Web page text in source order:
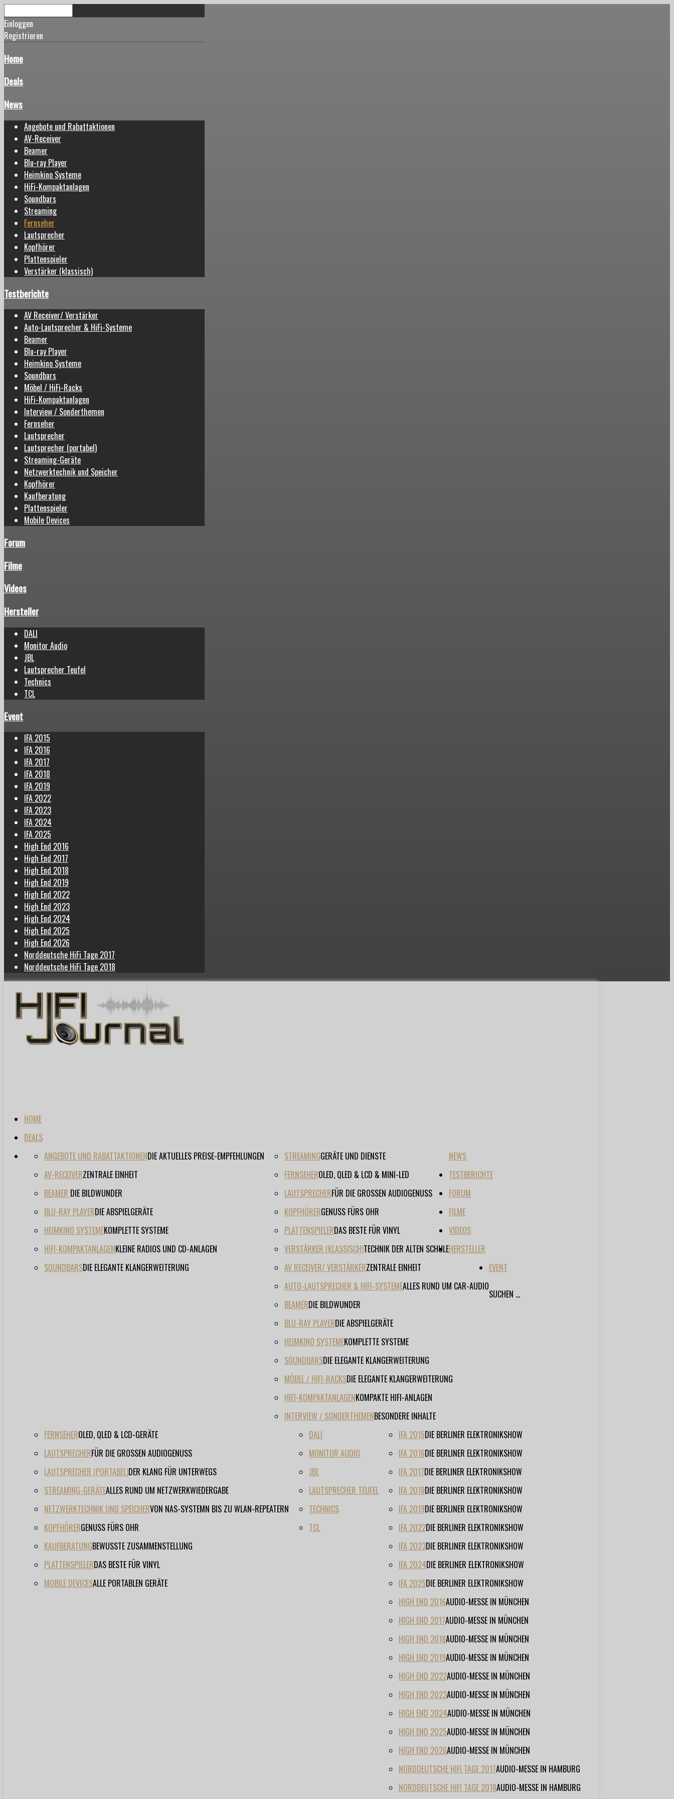
Einloggen
Registrieren
Home
Deals
News
Angebote und Rabattaktionen
AV-Receiver
Beamer
Blu-ray Player
Heimkino Systeme
HiFi-Kompaktanlagen
Soundbars
Streaming
Fernseher
Lautsprecher
Kopfhörer
Plattenspieler
Verstärker (klassisch)
Testberichte
AV Receiver/ Verstärker
Auto-Lautsprecher & HiFi-Systeme
Beamer
Blu-ray Player
Heimkino Systeme
Soundbars
Möbel / HiFi-Racks
HiFi-Kompaktanlagen
Interview / Sonderthemen
Fernseher
Lautsprecher
Lautsprecher (portabel)
Streaming-Geräte
Netzwerktechnik und Speicher
Kopfhörer
Kaufberatung
Plattenspieler
Mobile Devices
Forum
Filme
Videos
Hersteller
DALI
Monitor Audio
JBL
Lautsprecher Teufel
Technics
TCL
Event
IFA 2015
IFA 2016
IFA 2017
IFA 2018
IFA 2019
IFA 2022
IFA 2023
IFA 2024
IFA 2025
High End 2016
High End 2017
High End 2018
High End 2019
High End 2022
High End 2023
High End 2024
High End 2025
High End 2026
Norddeutsche HiFi Tage 2017
Norddeutsche HiFi Tage 2018
HOME
DEALS
NEWS
ANGEBOTE UND RABATTAKTIONENDIE AKTUELLES PREISE-EMPFEHLUNGEN
AV-RECEIVERZENTRALE EINHEIT
BEAMER DIE BILDWUNDER
BLU-RAY PLAYERDIE ABSPIELGERÄTE
HEIMKINO SYSTEMEKOMPLETTE SYSTEME
HIFI-KOMPAKTANLAGENKLEINE RADIOS UND CD-ANLAGEN
SOUNDBARSDIE ELEGANTE KLANGERWEITERUNG
STREAMINGGERÄTE UND DIENSTE
FERNSEHEROLED, QLED & LCD & MINI-LED
LAUTSPRECHERFÜR DIE GROSSEN AUDIOGENUSS
KOPFHÖRERGENUSS FÜRS OHR
PLATTENSPIELERDAS BESTE FÜR VINYL
VERSTÄRKER (KLASSISCH)TECHNIK DER ALTEN SCHULE
TESTBERICHTE
AV RECEIVER/ VERSTÄRKERZENTRALE EINHEIT
AUTO-LAUTSPRECHER & HIFI-SYSTEMEALLES RUND UM CAR-AUDIO
BEAMERDIE BILDWUNDER
BLU-RAY PLAYERDIE ABSPIELGERÄTE
HEIMKINO SYSTEMEKOMPLETTE SYSTEME
SOUNDBARSDIE ELEGANTE KLANGERWEITERUNG
MÖBEL / HIFI-RACKSDIE ELEGANTE KLANGERWEITERUNG
HIFI-KOMPAKTANLAGENKOMPAKTE HIFI-ANLAGEN
INTERVIEW / SONDERTHEMENBESONDERE INHALTE
FERNSEHEROLED, QLED & LCD-GERÄTE
LAUTSPRECHERFÜR DIE GROSSEN AUDIOGENUSS
LAUTSPRECHER (PORTABEL)DER KLANG FÜR UNTERWEGS
STREAMING-GERÄTEALLES RUND UM NETZWERKWIEDERGABE
NETZWERKTECHNIK UND SPEICHERVON NAS-SYSTEMN BIS ZU WLAN-REPEATERN
KOPFHÖRERGENUSS FÜRS OHR
KAUFBERATUNGBEWUSSTE ZUSAMMENSTELLUNG
PLATTENSPIELERDAS BESTE FÜR VINYL
MOBILE DEVICESALLE PORTABLEN GERÄTE
FORUM
FILME
VIDEOS
HERSTELLER
DALI
MONITOR AUDIO
JBL
LAUTSPRECHER TEUFEL
TECHNICS
TCL
EVENT
IFA 2015DIE BERLINER ELEKTRONIKSHOW
IFA 2016DIE BERLINER ELEKTRONIKSHOW
IFA 2017DIE BERLINER ELEKTRONIKSHOW
IFA 2018DIE BERLINER ELEKTRONIKSHOW
IFA 2019DIE BERLINER ELEKTRONIKSHOW
IFA 2022DIE BERLINER ELEKTRONIKSHOW
IFA 2023DIE BERLINER ELEKTRONIKSHOW
IFA 2024DIE BERLINER ELEKTRONIKSHOW
IFA 2025DIE BERLINER ELEKTRONIKSHOW
HIGH END 2016AUDIO-MESSE IN MÜNCHEN
HIGH END 2017AUDIO-MESSE IN MÜNCHEN
HIGH END 2018AUDIO-MESSE IN MÜNCHEN
HIGH END 2019AUDIO-MESSE IN MÜNCHEN
HIGH END 2022AUDIO-MESSE IN MÜNCHEN
HIGH END 2023AUDIO-MESSE IN MÜNCHEN
HIGH END 2024AUDIO-MESSE IN MÜNCHEN
HIGH END 2025AUDIO-MESSE IN MÜNCHEN
HIGH END 2026AUDIO-MESSE IN MÜNCHEN
NORDDEUTSCHE HIFI TAGE 2017AUDIO-MESSE IN HAMBURG
NORDDEUTSCHE HIFI TAGE 2018AUDIO-MESSE IN HAMBURG
SUCHEN ...